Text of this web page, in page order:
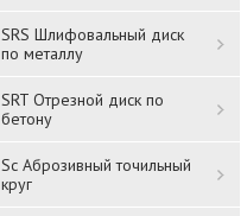
SRS Шлифовальный диск
по металлу
SRT Отрезной диск по
бетону
Sc Аброзивный точильный
круг